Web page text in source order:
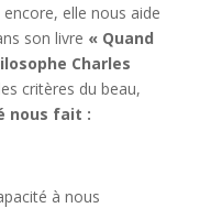
elle nous aide
son livre « Quand
Charles
critères du beau,
nous fait :
à nous